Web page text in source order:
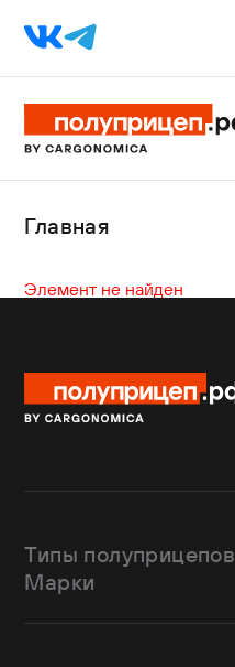
Главная
Элемент не найден
Типы полуприцепов
Шторные
Марки